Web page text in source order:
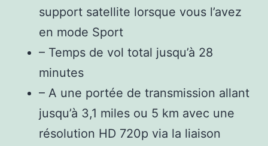
support satellite lorsque vous l’avez
en mode Sport
– Temps de vol total jusqu’à 28
minutes
– A une portée de transmission allant
jusqu’à 3,1 miles ou 5 km avec une
résolution HD 720p via la liaison